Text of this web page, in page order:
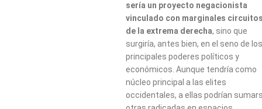
sería un proyecto negacionista
vinculado con marginales
de la extrema derecha, sino que
surgiría, antes bien, en el seno de los
principales poderes políticos y
económicos. Aunque tendría como
núcleo principal a las elites
occidentales, a ellas podrían